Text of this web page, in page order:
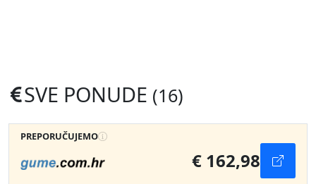
SVE PONUDE (16)
PREPORUČUJEMO
€ 162,98